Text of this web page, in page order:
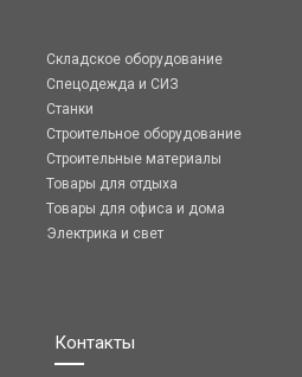
Складское оборудование
Спецодежда и СИЗ
Станки
Строительное оборудование
Строительные материалы
Товары для отдыха
Товары для офиса и дома
Электрика и свет
Контакты